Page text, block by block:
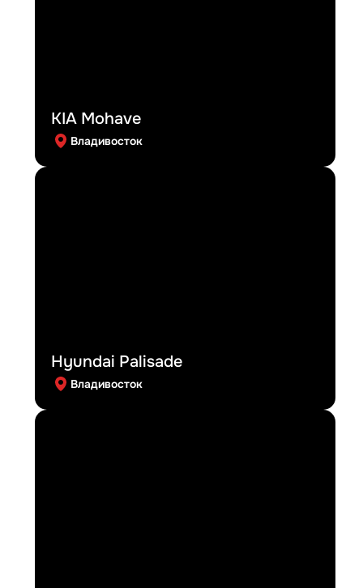
KIA Mohave
Владивосток
Hyundai Palisade
Владивосток